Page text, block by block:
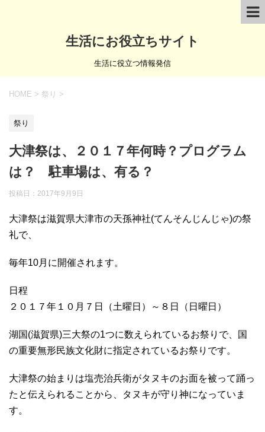
生活にお役立ちサイト
生活に役立つ情報発信
HOME > 祭り >
祭り
大津祭は、２０１７年何時？プログラム
は？ 駐車場は、有る？
投稿日： 2017年9月9日
大津祭は滋賀県大津市の天孫神社(てんそんじんじゃ)の祭
礼で、
毎年10月に開催されます。
日程
２０１７年１０月７日（土曜日）～８日（日曜日）
湖国(滋賀県)三大祭の1つに数えられているお祭りで、国
の重要無形民族文化財に指定されているお祭りです。
大津祭の始まりは塩売治兵衛がタヌキのお面を被って踊っ
たと伝えられることから、タヌキが守り神になっていま
す。